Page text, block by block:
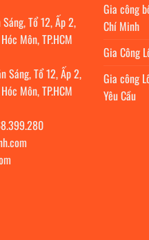
Tổ 12, Ấp 2,
Môn, TP.HCM
Sáng, Tổ 12, Ấp 2,
Môn, TP.HCM
Gia công
Chí Minh
Gia Công
Gia công
Yêu Cầu